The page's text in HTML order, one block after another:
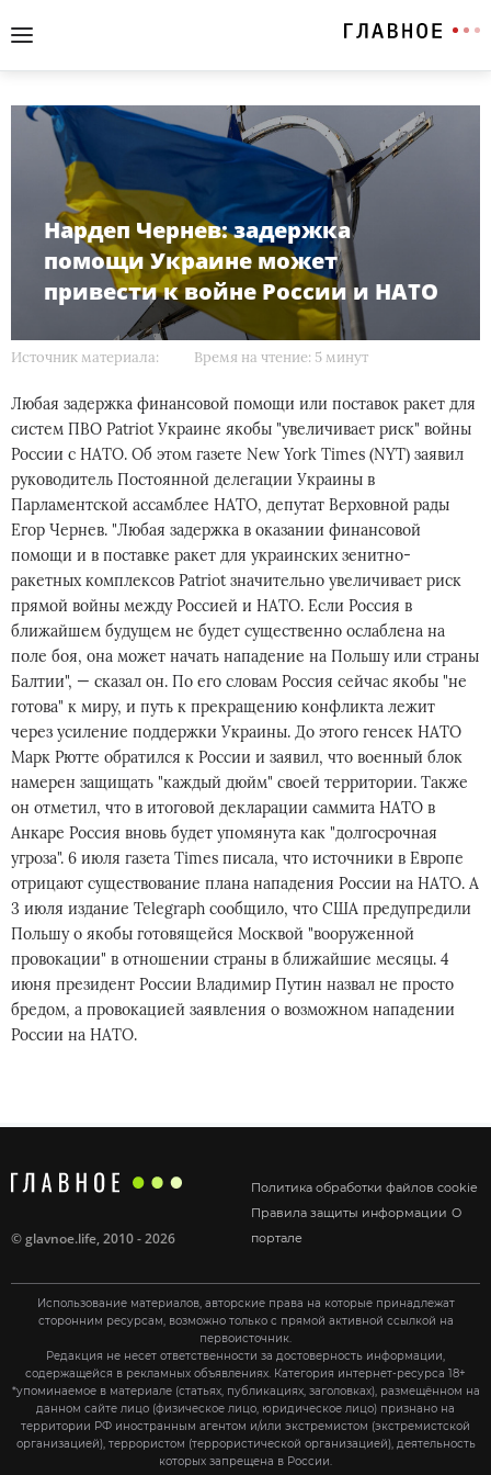
Нардеп Чернев: задержка
помощи Украине может
привести к войне России и НАТО
Источник материала: Время на чтение: 5 минут
Любая задержка финансовой помощи или поставок ракет для
систем ПВО Patriot Украине якобы "увеличивает риск" войны
России с НАТО. Об этом газете New York Times (NYT) заявил
руководитель Постоянной делегации Украины в
Парламентской ассамблее НАТО, депутат Верховной рады
Егор Чернев. "Любая задержка в оказании финансовой
помощи и в поставке ракет для украинских зенитно-
ракетных комплексов Patriot значительно увеличивает риск
прямой войны между Россией и НАТО. Если Россия в
ближайшем будущем не будет существенно ослаблена на
поле боя, она может начать нападение на Польшу или страны
Балтии", — сказал он. По его словам Россия сейчас якобы "не
готова" к миру, и путь к прекращению конфликта лежит
через усиление поддержки Украины. До этого генсек НАТО
Марк Рютте обратился к России и заявил, что военный блок
намерен защищать "каждый дюйм" своей территории. Также
он отметил, что в итоговой декларации саммита НАТО в
Анкаре Россия вновь будет упомянута как "долгосрочная
угроза". 6 июля газета Times писала, что источники в Европе
отрицают существование плана нападения России на НАТО. А
3 июля издание Telegraph сообщило, что США предупредили
Польшу о якобы готовящейся Москвой "вооруженной
провокации" в отношении страны в ближайшие месяцы. 4
июня президент России Владимир Путин назвал не просто
бредом, а провокацией заявления о возможном нападении
России на НАТО.
Политика обработки файлов cookie
Правила защиты информации О
портале
©glavnoe.life, 2010 - 2026
Использование материалов, авторские права на которые принадлежат
сторонним ресурсам, возможно только с прямой активной ссылкой на
первоисточник.
Редакция не несет ответственности за достоверность информации,
содержащейся в рекламных объявлениях. Категория интернет-ресурса 18+
*упоминаемое в материале (статьях, публикациях, заголовках), размещённом на
данном сайте лицо (физическое лицо, юридическое лицо) признано на
территории РФ иностранным агентом и/или экстремистом (экстремистской
организацией), террористом (террористической организацией), деятельность
которых запрещена в России.